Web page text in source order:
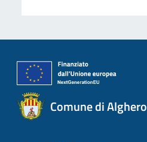
Comune di Alghero